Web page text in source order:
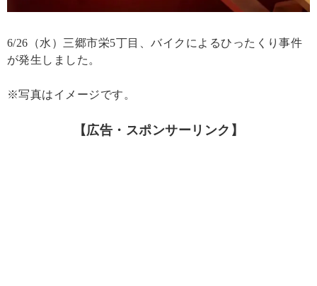
6/26（水）三郷市栄5丁目、バイクによるひったくり事件
が発生しました。
※写真はイメージです。
【広告・スポンサーリンク】